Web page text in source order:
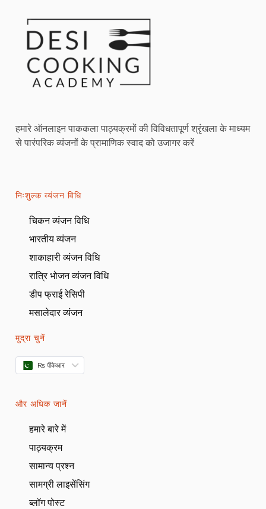
हमारे ऑनलाइन पाककला पाठ्यक्रमों की विविधतापूर्ण श्रृंखला के माध्यम
से पारंपरिक व्यंजनों के प्रामाणिक स्वाद को उजागर करें
निःशुल्क व्यंजन विधि
चिकन व्यंजन विधि
भारतीय व्यंजन
शाकाहारी व्यंजन विधि
रात्रि भोजन व्यंजन विधि
डीप फ्राई रेसिपी
मसालेदार व्यंजन
मुद्रा चुनें
₨ पीकेआर
और अधिक जानें
हमारे बारे में
पाठ्यक्रम
सामान्य प्रश्न
सामग्री लाइसेंसिंग
ब्लॉग पोस्ट